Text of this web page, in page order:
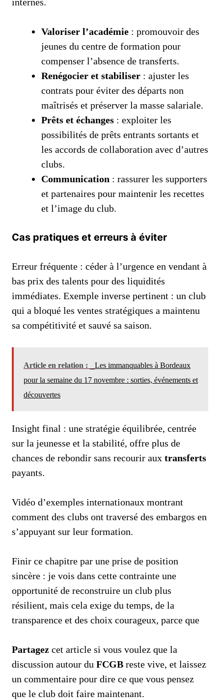
internes.
Valoriser l’académie : promouvoir des
jeunes du centre de formation pour
compenser l’absence de transferts.
Renégocier et stabiliser : ajuster les
contrats pour éviter des départs non
maîtrisés et préserver la masse salariale.
Prêts et échanges : exploiter les
possibilités de prêts entrants sortants et
les accords de collaboration avec d’autres
clubs.
Communication : rassurer les supporters
et partenaires pour maintenir les recettes
et l’image du club.
Cas pratiques et erreurs à éviter
Erreur fréquente : céder à l’urgence en vendant à
bas prix des talents pour des liquidités
immédiates. Exemple inverse pertinent : un club
qui a bloqué les ventes stratégiques a maintenu
sa compétitivité et sauvé sa saison.
Article en relation :
Les immanquables à Bordeaux
pour la semaine du 17 novembre : sorties, événements et
découvertes
Insight final : une stratégie équilibrée, centrée
sur la jeunesse et la stabilité, offre plus de
chances de rebondir sans recourir aux transferts
payants.
Vidéo d’exemples internationaux montrant
comment des clubs ont traversé des embargos en
s’appuyant sur leur formation.
Finir ce chapitre par une prise de position
sincère : je vois dans cette contrainte une
opportunité de reconstruire un club plus
résilient, mais cela exige du temps, de la
transparence et des choix courageux, parce que
Partagez cet article si vous voulez que la
discussion autour du FCGB reste vive, et laissez
un commentaire pour dire ce que vous pensez
que le club doit faire maintenant.